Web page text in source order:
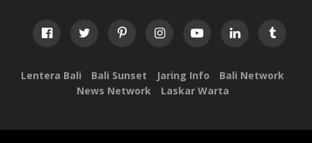
Lentera Bali Bali Sunset Jaring Info
Bali Network
News Network
Laskar Warta